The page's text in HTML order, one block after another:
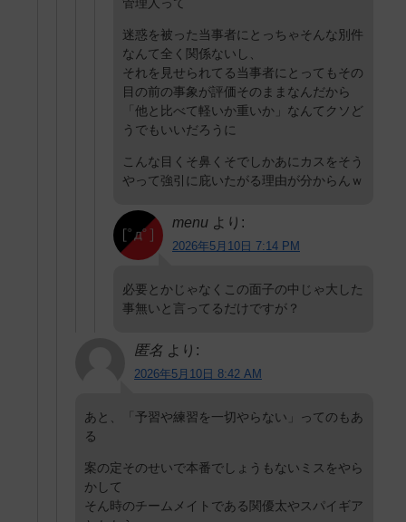
迷惑を被った当事者にとっちゃそんな別件
なんて全く関係ないし、
それを見せられてる当事者にとってもその
目の前の事象が評価そのままなんだから
「他と比べて軽いか重いか」なんてクソど
うでもいいだろうに
こんな目くそ鼻くそでしかあにカスをそう
やって強引に庇いたがる理由が分からんｗ
menu より:
2026年5月10日 7:14 PM
必要とかじゃなくこの面子の中じゃ大した
事無いと言ってるだけですが？
匿名 より:
2026年5月10日 8:42 AM
あと、「予習や練習を一切やらない」ってのもあ
る
案の定そのせいで本番でしょうもないミスをやら
かして
そん時のチームメイトである関優太やスパイギア